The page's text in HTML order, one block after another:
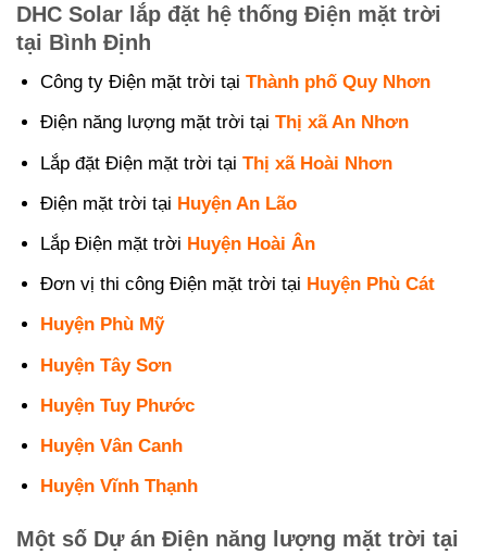
DHC Solar lắp đặt hệ thống Điện mặt trời
tại Bình Định
Công ty Điện mặt trời tạiThành phố Quy Nhơn
Điện năng lượng mặt trời tạiThị xã An Nhơn
Lắp đặt Điện mặt trời tạiThị xã Hoài Nhơn
Điện mặt trời tại Huyện An Lão
Lắp Điện mặt trời Huyện Hoài Ân
Đơn vị thi công Điện mặt trời tại Huyện Phù Cát
Huyện Phù Mỹ
Huyện Tây Sơn
Huyện Tuy Phước
Huyện Vân Canh
Huyện Vĩnh Thạnh
Một số Dự án Điện năng lượng mặt trời tại